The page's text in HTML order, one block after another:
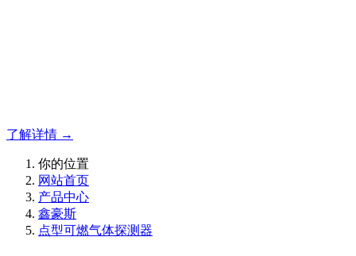
了解详情 →
你的位置
网站首页
产品中心
鑫豪斯
点型可燃气体探测器